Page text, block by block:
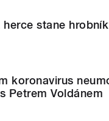
herce stane
koronavirus
Petrem Voldánem